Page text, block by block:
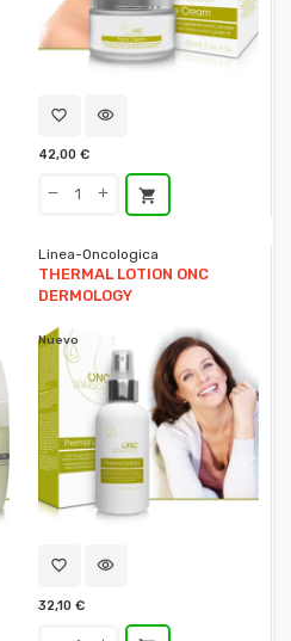
favorite_border visibility
42,00 €
shopping_cart
Linea-Oncologica
THERMAL LOTION ONC
DERMOLOGY
Nuevo
favorite_border visibility
32,10 €